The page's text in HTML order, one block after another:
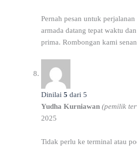
Pernah pesan untuk perjalanan
armada datang tepat waktu
prima. Rombongan kami
Dinilai 5 dari 5
Yudha Kurniawan (pemilik
2025
Tidak perlu ke terminal atau